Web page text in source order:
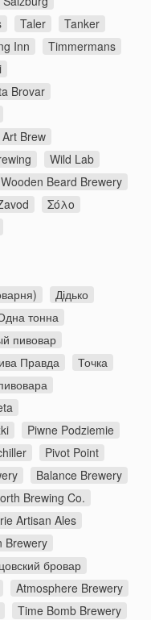
Taler
Tanker
Inn
Timmermans
Brovar
Brew
Wild Lab
Wooden Beard Brewery
Σόλο
Дідько
тонна
пивовар
Правда
Точка
Piwne Podziemie
Pivot Point
Balance Brewery
Brewing Co.
Artisan Ales
Brewery
бровар
Atmosphere Brewery
Time Bomb Brewery